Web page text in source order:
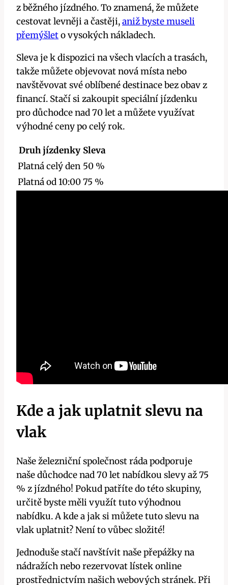
z běžného jízdného. To znamená, že můžete
cestovat levněji a častěji,aniž byste museli
přemýšleto vysokých nákladech.
Sleva je k dispozici na všech vlacích a trasách,
takže můžete objevovat nová místa nebo
navštěvovat své oblíbené destinace bez obav z
financí. Stačí si zakoupit speciální jízdenku
pro důchodce nad 70 let a můžete využívat
výhodné ceny po celý rok.
Druh jízdenky Sleva
Platná celý den 50 %
Platná od 10:00 75 %
Kde a jak uplatnit slevu na
vlak
Naše železniční společnost ráda podporuje
naše důchodce nad 70 let nabídkou slevy až 75
% z jízdného! Pokud patříte do této skupiny,
určitě byste měli využít tuto výhodnou
nabídku. A kde a jak si můžete tuto slevu na
vlak uplatnit? Není to vůbec složité!
Jednoduše stačí navštívit naše přepážky na
nádražích nebo rezervovat lístek online
prostřednictvím našich webových stránek. Při